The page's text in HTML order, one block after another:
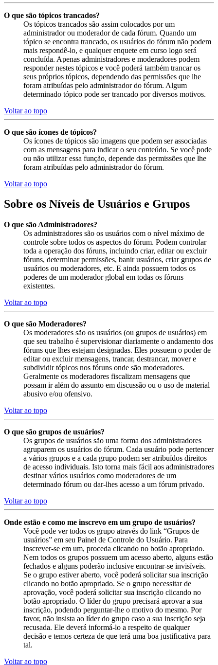
O que são tópicos trancados?
Os tópicos trancados são assim colocados por um
administrador ou moderador de cada fórum. Quando um
tópico se encontra trancado, os usuários do fórum não podem
mais respondê-lo, e qualquer enquete em curso logo será
concluída. Apenas administradores e moderadores podem
responder nestes tópicos e você poderá também trancar os
seus próprios tópicos, dependendo das permissões que lhe
foram atribuídas pelo administrador do fórum. Algum
determinado tópico pode ser trancado por diversos motivos.
Voltar ao topo
O que são ícones de tópicos?
Os ícones de tópicos são imagens que podem ser associadas
com as mensagens para indicar o seu conteúdo. Se você pode
ou não utilizar essa função, depende das permissões que lhe
foram atribuídas pelo administrador do fórum.
Voltar ao topo
Sobre os Níveis de Usuários e Grupos
O que são Administradores?
Os administradores são os usuários com o nível máximo de
controle sobre todos os aspectos do fórum. Podem controlar
toda a operação dos fóruns, incluindo criar, editar ou excluir
fóruns, determinar permissões, banir usuários, criar grupos de
usuários ou moderadores, etc. E ainda possuem todos os
poderes de um moderador global em todas os fóruns
existentes.
Voltar ao topo
O que são Moderadores?
Os moderadores são os usuários (ou grupos de usuários) em
que seu trabalho é supervisionar diariamente o andamento dos
fóruns que lhes estejam designadas. Eles possuem o poder de
editar ou excluir mensagens, trancar, destrancar, mover e
subdividir tópicos nos fóruns onde são moderadores.
Geralmente os moderadores fiscalizam mensagens que
possam ir além do assunto em discussão ou o uso de material
abusivo e/ou ofensivo.
Voltar ao topo
O que são grupos de usuários?
Os grupos de usuários são uma forma dos administradores
agruparem os usuários do fórum. Cada usuário pode pertencer
a vários grupos e a cada grupo podem ser atribuídos direitos
de acesso individuais. Isto torna mais fácil aos administradores
destinar vários usuários como moderadores de um
determinado fórum ou dar-lhes acesso a um fórum privado.
Voltar ao topo
Onde estão e como me inscrevo em um grupo de usuários?
Você pode ver todos os grupo através do link “Grupos de
usuários” em seu Painel de Controle do Usuário. Para
inscrever-se em um, proceda clicando no botão apropriado.
Nem todos os grupos possuem um acesso aberto, alguns estão
fechados e alguns poderão inclusive encontrar-se invisíveis.
Se o grupo estiver aberto, você poderá solicitar sua inscrição
clicando no botão apropriado. Se o grupo necessitar de
aprovação, você poderá solicitar sua inscrição clicando no
botão apropriado. O líder do grupo precisará aprovar a sua
inscrição, podendo perguntar-lhe o motivo do mesmo. Por
favor, não insista ao líder do grupo caso a sua inscrição seja
recusada. Ele deverá informá-lo a respeito de qualquer
decisão e temos certeza de que terá uma boa justificativa para
tal.
Voltar ao topo